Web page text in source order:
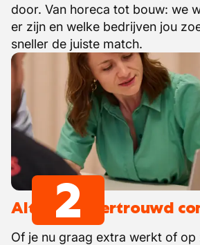
door. Van horeca tot bouw: we
er zijn en welke bedrijven jou
sneller de juiste match.
Altijd één vertrouwd
Of je nu graag extra werkt of op
2